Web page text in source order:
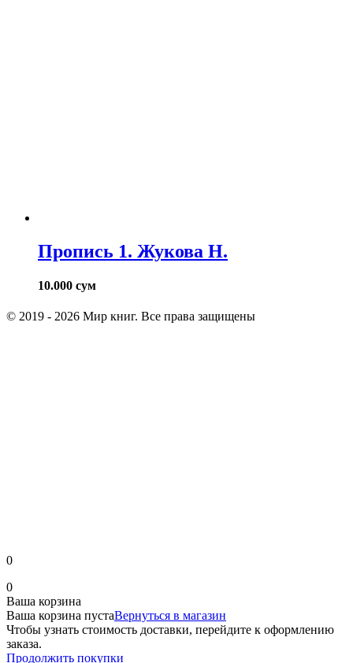
Пропись 1. Жукова Н.
10.000 сум
© 2019 - 2026 Мир книг. Все права защищены
0
0
Ваша корзина
Ваша корзина пустаВернуться в магазин
Чтобы узнать стоимость доставки, перейдите к оформлению
заказа.
Продолжить покупки